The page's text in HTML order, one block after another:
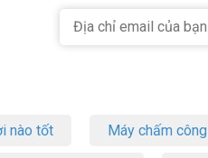
nào tốt Máy chấm